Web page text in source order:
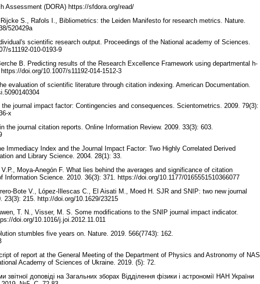
Assessment (DORA) https://sfdora.org/read/
S., Rafols I., Bibliometrics: the Leiden Manifesto for research metrics. Nature.
520429a
scientific research output. Proceedings of the National academy of Sciences.
s11192-010-0193-9
B. Predicting results of the Research Excellence Framework using departmental h-
doi.org/10.1007/s11192-014-1512-3
evaluation of scientific literature through citation indexing. American Documentation.
journal impact factor: Contingencies and consequences. Scientometrics. 2009. 79(3):
x
the journal citation reports. Online Information Review. 2009. 33(3): 603.
Immediacy Index and the Journal Impact Factor: Two Highly Correlated Derived
and Library Science. 2004. 28(1): 33.
Moya-Anegón F. What lies behind the averages and significance of citation
Science. 2010. 36(3): 371. https://doi.org/10.1177/0165551510366077
Bote V., López-Illescas C., El Aisati M., Moed H. SJR and SNIP: two new journal
215. http://doi.org/10.1629/23215
T. N., Visser, M. S. Some modifications to the SNIP journal impact indicator.
doi.org/10.1016/j.joi.2012.11.011
stumbles five years on. Nature. 2019. 566(7743): 162.
of report at the General Meeting of the Department of Physics and Astronomy of NAS
Academy of Sciences of Ukraine. 2019. (5): 72.
доповіді на Загальних зборах Відділення фізики і астрономії НАН України